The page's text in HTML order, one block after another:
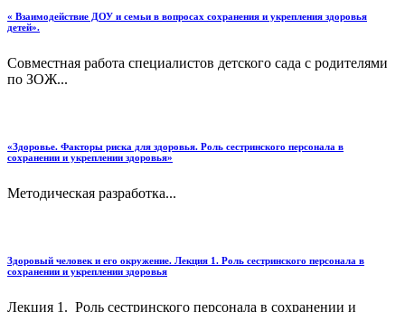
« Взаимодействие ДОУ и семьи в вопросах сохранения и укрепления здоровья
детей».
Совместная работа специалистов детского сада с родителями
по ЗОЖ...
«Здоровье. Факторы риска для здоровья. Роль сестринского персонала в
сохранении и укреплении здоровья»
Методическая разработка...
Здоровый человек и его окружение. Лекция 1. Роль сестринского персонала в
сохранении и укреплении здоровья
Лекция 1. Роль сестринского персонала в сохранении и